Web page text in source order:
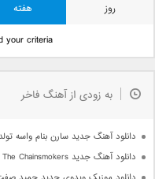
روز هفته
your criteria.
به زودی از آهنگ فاخر
دانلود آهنگ جدید سارن بنام واسه
دانلود آهنگ جدید The Chainsmokers و Emily Warren بنام Side Effects